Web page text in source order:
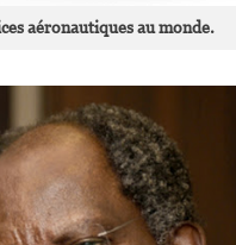
aéronautiques au monde.